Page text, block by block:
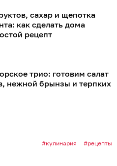
сахар и щепотка
как сделать дома
рецепт
трио: готовим салат
нежной брынзы и терпких
кулинария рецепты